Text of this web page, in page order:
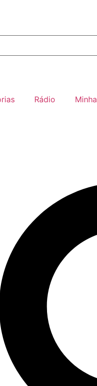
Rádio